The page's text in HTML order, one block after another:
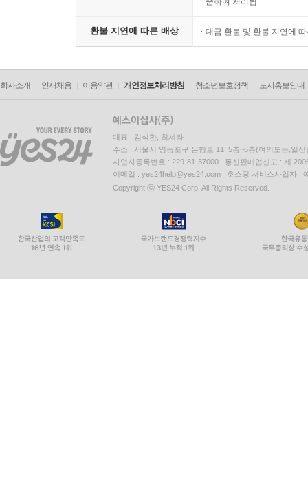
환불 지연에 따른 배상 대금 환불 및 환불 지연에
회사소개 인재채용 이용약관 개인정보처리방침 청소년보호정책 도서홍보안내
대표 : 김석환, 최세라
주소 : 서울시 영등포구 은행로 11, 5층~6층(여의도동,일신
사업자등록번호 : 229-81-37000 통신판매업신고 : 제
이메일 : yes24help@yes24.com 호스팅 서비스사업자 :
Copyright ⓒ YES24 Corp. All Rights Reserved.